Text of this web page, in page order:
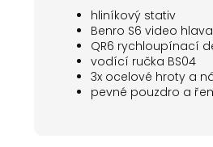
hliníkový stativ
Benro S6 video hlava
QR6 rychloupínací
vodící ručka BS04
3x ocelové hroty a
pevné pouzdro a